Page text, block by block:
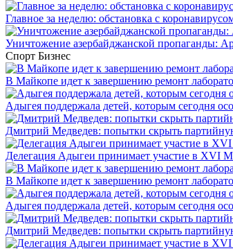
Главное за неделю: обстановка с
Уничтожение азербайджанской пропаганды:
Спорт Бизнес
В Майкопе идет к завершению ремонт
Адыгея поддержала детей, которым сегодня
Дмитрий Медведев: попытки скрыть
Делегация Адыгеи принимает участие в XVI
В Майкопе идет к завершению ремонт
Адыгея поддержала детей, которым сегодня
Дмитрий Медведев: попытки скрыть